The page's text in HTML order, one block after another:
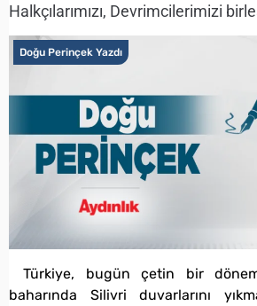
Halkçılarımızı, Devrimcilerimizi
Doğu Perinçek Yazdı
Türkiye, bugün çetin bir
baharında Silivri duvarlarını